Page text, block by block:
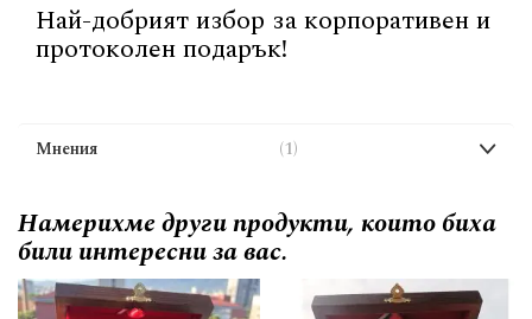
Най-добрият избор за корпоративен и
протоколен подарък!
Мнения 1
Намерихме други продукти, които биха
били интересни за вас.